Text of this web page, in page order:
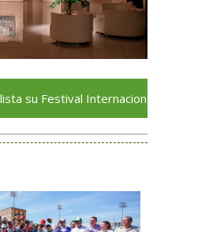
Internacional de Globos de Papel